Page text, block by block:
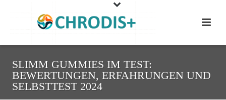
SLIMM GUMMIES IM TEST:
BEWERTUNGEN, ERFAHRUNGEN UND
SELBSTTEST 2024